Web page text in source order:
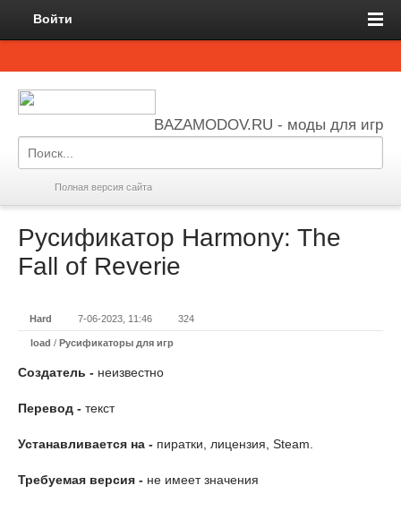
Войти
BAZAMODOV.RU - моды для игр
Полная версия сайта
Русификатор Harmony: The
Fall of Reverie
Hard 7-06-2023, 11:46 324
load / Русификаторы для игр
Создатель - неизвестно
Перевод - текст
Устанавливается на - пиратки, лицензия, Steam.
Требуемая версия - не имеет значения